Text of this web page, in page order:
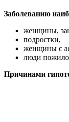
Заболеванию
женщины,
подростки,
женщины с
люди
Причинами